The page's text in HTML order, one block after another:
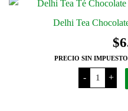
Delhi Tea
$
PRECIO SIN
-
Delhi
Tea
Chocolate
+